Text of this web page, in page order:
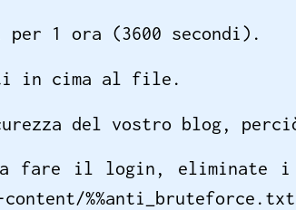
1 ora (3600 secondi).
in cima al file.
del vostro blog,
a fare il login, eliminate